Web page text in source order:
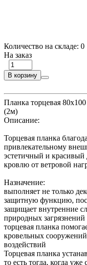
Количество на складе: 0
На заказ
В корзину
Планка торцевая
(2м)
Описание:
Торцевая планка
привлекательному
эстетичный и красивый
кровлю от ветровой
Назначение:
выполняет не только
защитную функцию,
защищает внутренние
природных загрязнений
торцевая планка
кровельных
воздействий
Торцевая планка
то есть тогда, когда